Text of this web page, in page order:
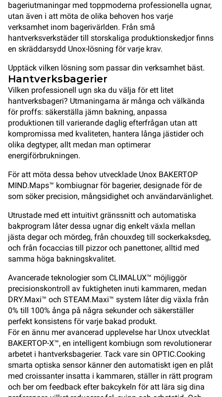
bageriutmaningar med toppmoderna professionella ugnar,
utan även i att möta de olika behoven hos varje
verksamhet inom bagerivärlden. Från små
hantverksverkstäder till storskaliga produktionskedjor finns
en skräddarsydd Unox-lösning för varje krav.
Upptäck vilken lösning som passar din verksamhet bäst.
Hantverksbagerier
Vilken professionell ugn ska du välja för ett litet
hantverksbageri? Utmaningarna är många och välkända
för proffs: säkerställa jämn bakning, anpassa
produktionen till varierande daglig efterfrågan utan att
kompromissa med kvaliteten, hantera långa jästider och
olika degtyper, allt medan man optimerar
energiförbrukningen.
För att möta dessa behov utvecklade Unox BAKERTOP
MIND.Maps™ kombiugnar för bagerier, designade för de
som söker precision, mångsidighet och användarvänlighet.
Utrustade med ett intuitivt gränssnitt och automatiska
bakprogram låter dessa ugnar dig enkelt växla mellan
jästa degar och mördeg, från chouxdeg till sockerkaksdeg,
och från focaccias till pizzor och panettoner, alltid med
samma höga bakningskvalitet.
Avancerade teknologier som CLIMALUX™ möjliggör
precisionskontroll av fuktigheten inuti kammaren, medan
DRY.Maxi™ och STEAM.Maxi™ system låter dig växla från
0% till 100% ånga på några sekunder och säkerställer
perfekt konsistens för varje bakad produkt.
För en ännu mer avancerad upplevelse har Unox utvecklat
BAKERTOP-X™, en intelligent kombiugn som revolutionerar
arbetet i hantverksbagerier. Tack vare sin OPTIC.Cooking
smarta optiska sensor känner den automatiskt igen en plåt
med croissanter insatta i kammaren, ställer in rätt program
och ber om feedback efter bakcykeln för att lära sig dina